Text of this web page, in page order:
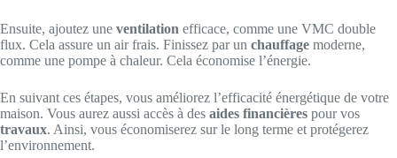
Ensuite, ajoutez une ventilation efficace, comme une VMC double
flux. Cela assure un air frais. Finissez par un chauffage moderne,
comme une pompe à chaleur. Cela économise l’énergie.
En suivant ces étapes, vous améliorez l’efficacité énergétique de votre
maison. Vous aurez aussi accès à des aides financières pour vos
travaux. Ainsi, vous économiserez sur le long terme et protégerez
l’environnement.